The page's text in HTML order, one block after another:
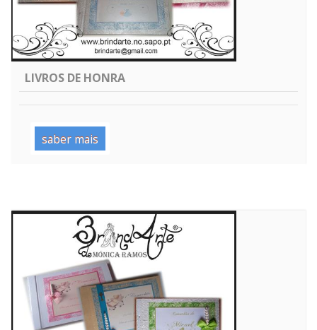
LIVROS DE HONRA
saber mais